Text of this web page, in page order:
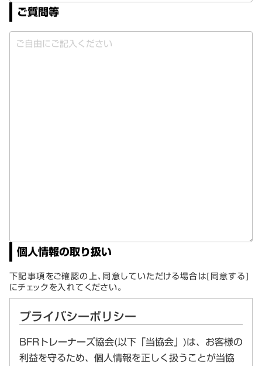
ご質問等
個人情報の取り扱い
下記事項をご確認の上、同意していただける場合は[同意する]
にチェックを入れてください。